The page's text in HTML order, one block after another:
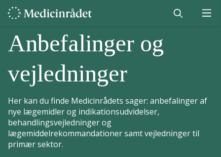
Anbefalinger og
vejledninger
Her kan du finde Medicinrådets sager: anbefalinger af
nye lægemidler og indikationsudvidelser,
behandlingsvejledninger og
lægemiddelrekommandationer samt vejledninger til
primær sektor.